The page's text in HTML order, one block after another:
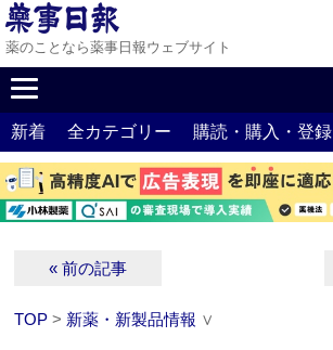
薬のことなら薬事日報ウェブサイト
新着 全カテゴリー 購読・購入・登録
« 前の記事
TOP > 新薬・新製品情報 ∨